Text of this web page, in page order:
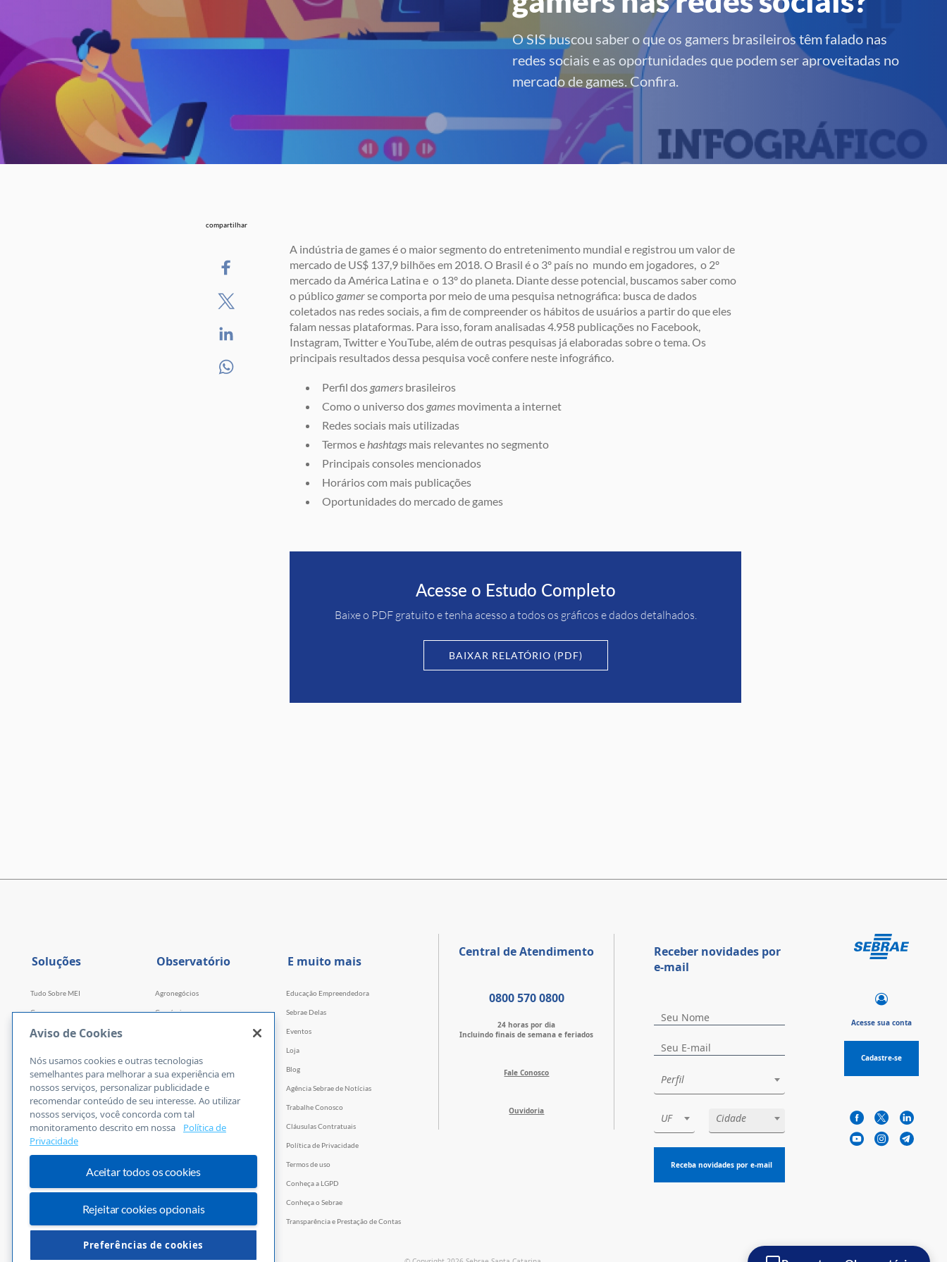
O SIS buscou saber o que os gamers brasileiros têm falado nas
redes sociais e as oportunidades que podem ser aproveitadas no
mercado de games. Confira.
compartilhar
A indústria de games é o maior segmento do entretenimento mundial e registrou um valor de
mercado de US$ 137,9 bilhões em 2018. O Brasil é o 3º país no mundo em jogadores, o 2º
mercado da América Latina e o 13º do planeta. Diante desse potencial, buscamos saber como
o público gamerse comporta por meio de uma pesquisa netnográfica: busca de dados
coletados nas redes sociais, a fim de compreender os hábitos de usuários a partir do que eles
falam nessas plataformas. Para isso, foram analisadas 4.958 publicações no Facebook,
Instagram, Twitter e YouTube, além de outras pesquisas já elaboradas sobre o tema. Os
principais resultados dessa pesquisa você confere neste infográfico.
Perfil dos gamers brasileiros
Como o universo dos games movimenta a internet
Redes sociais mais utilizadas
Termos ehashtags mais relevantes no segmento
Principais consoles mencionados
Horários com mais publicações
Oportunidades do mercado de games
Acesse o Estudo Completo
Baixe o PDF gratuito e tenha acesso a todos os gráficos e dados detalhados.
BAIXAR RELATÓRIO (PDF)
Soluções
Tudo Sobre MEI
Cursos
Cursos por WhatsApp
Faculdade Sebrae
Webinars
Empretec
PGA
Ferramentas
Observatório
Agronegócios
Comércio
Tecnologia e Startups
E muito mais
Educação Empreendedora
Sebrae Delas
Eventos
Loja
Blog
Agência Sebrae de Notícias
Trabalhe Conosco
Cláusulas Contratuais
Política de Privacidade
Termos de uso
Conheça a LGPD
Conheça o Sebrae
Transparência e Prestação de Contas
Central de Atendimento
0800 570 0800
24 horas por dia
Incluindo finais de semana e feriados
Fale Conosco
Ouvidoria
Receber novidades por
e-mail
Perfil
UF Cidade
Receba novidades por e-mail
Acesse sua conta
Cadastre-se
Aviso de Cookies
Nós usamos cookies e outras tecnologias
semelhantes para melhorar a sua experiência em
nossos serviços, personalizar publicidade e
recomendar conteúdo de seu interesse. Ao utilizar
nossos serviços, você concorda com tal
monitoramento descrito em nossa
Política de
Privacidade
Aceitar todos os cookies
Rejeitar cookies opcionais
Preferências de cookies